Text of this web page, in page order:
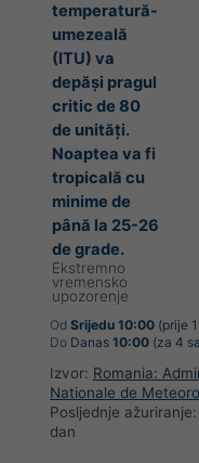
temperatură-
umezeală
(ITU) va
depăși pragul
critic de 80
de unități.
Noaptea va fi
tropicală cu
minime de
până la 25-26
de grade.
Ekstremno
vremensko
upozorenje
Od Srijedu 10:00 (prije
Do Danas 10:00 (za 4
Izvor: Romania:
Nationale de
Posljednje
dan